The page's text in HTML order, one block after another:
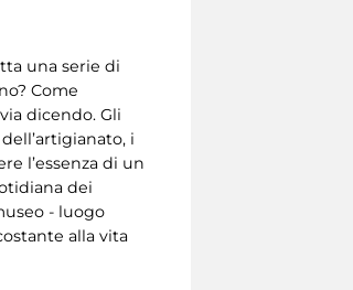
una serie di
Come
dicendo. Gli
i
l’essenza di un
dei
- luogo
alla vita